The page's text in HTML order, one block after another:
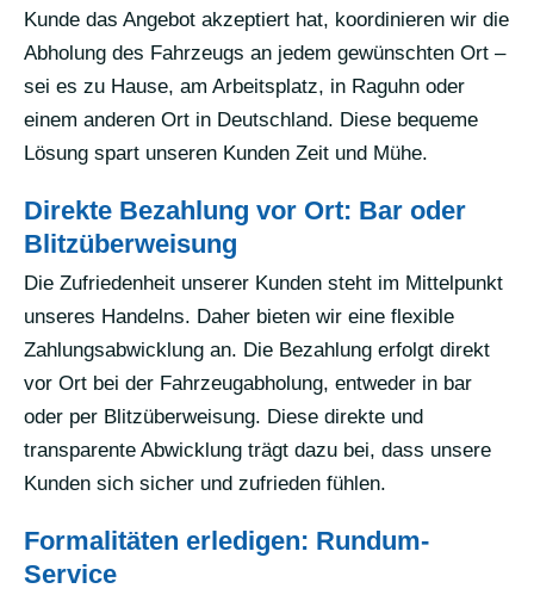
Kunde das Angebot akzeptiert hat, koordinieren wir die
Abholung des Fahrzeugs an jedem gewünschten Ort –
sei es zu Hause, am Arbeitsplatz, in Raguhn oder
einem anderen Ort in Deutschland. Diese bequeme
Lösung spart unseren Kunden Zeit und Mühe.
Direkte Bezahlung vor Ort: Bar oder
Blitzüberweisung
Die Zufriedenheit unserer Kunden steht im Mittelpunkt
unseres Handelns. Daher bieten wir eine flexible
Zahlungsabwicklung an. Die Bezahlung erfolgt direkt
vor Ort bei der Fahrzeugabholung, entweder in bar
oder per Blitzüberweisung. Diese direkte und
transparente Abwicklung trägt dazu bei, dass unsere
Kunden sich sicher und zufrieden fühlen.
Formalitäten erledigen: Rundum-
Service